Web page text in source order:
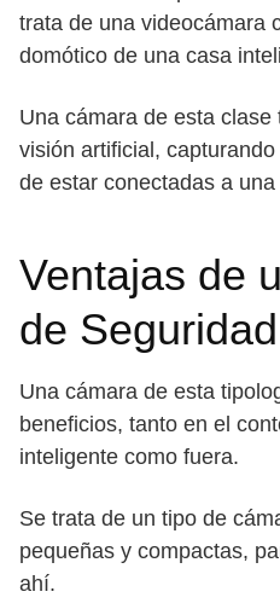
trata de una videocámara
domótico de una casa
Una cámara de esta
visión artificial,
de estar conectadas a
Ventajas de
de
Una cámara de esta
beneficios, tanto en el
inteligente como fuera.
Se trata de un tipo de
pequeñas y compactas,
ahí.